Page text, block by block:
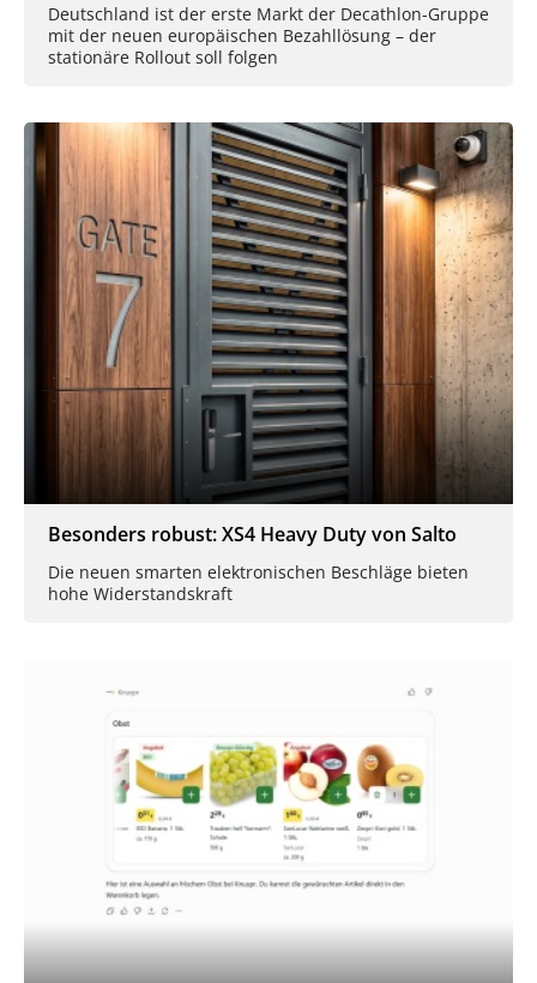
Deutschland ist der erste Markt der Decathlon-Gruppe
mit der neuen europäischen Bezahllösung – der
stationäre Rollout soll folgen
Besonders robust: XS4 Heavy Duty von Salto
Die neuen smarten elektronischen Beschläge bieten
hohe Widerstandskraft